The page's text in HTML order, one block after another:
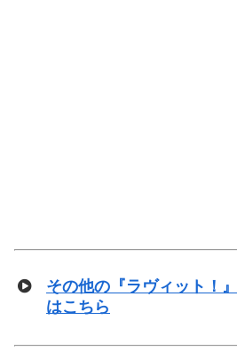
その他の『ラヴィット！
はこちら